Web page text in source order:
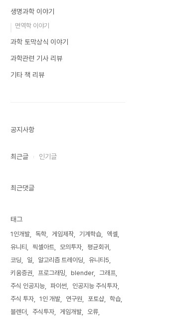
생명과학 이야기
면역학 이야기
과학 토막상식 이야기
과학관련 기사 리뷰
기타 책 리뷰
공지사항
최근글 인기글
최근댓글
태그
1인개발 독학 게임제작 기계학습
엑셀
유니티
픽셀아트 모의투자
평균회귀
코딩
일 알고리즘 트레이딩
유니티5
키움증권
프로그래밍 blender
그래프
주식 인공지능
파이썬
인공지능 주식투자
주식 투자
1인 개발 연구원 포토샵
학습
블렌더
주식투자 게임개발 오류